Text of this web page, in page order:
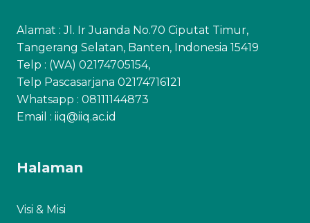
Alamat : Jl. Ir Juanda No.70 Ciputat Timur,
Tangerang Selatan, Banten, Indonesia 15419
Telp : (WA) 02174705154,
Telp Pascasarjana 02174716121
Whatsapp : 08111144873
Email : iiq@iiq.ac.id
Halaman
Visi & Misi